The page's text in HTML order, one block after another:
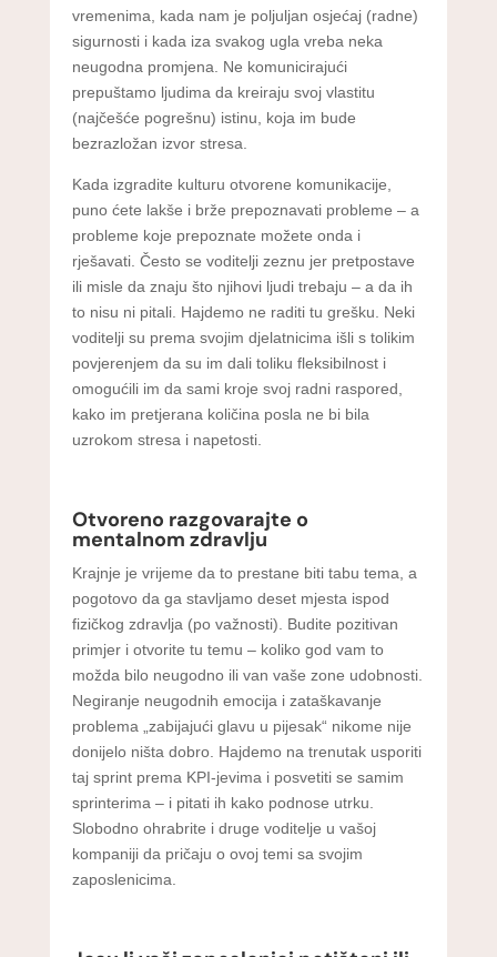
vremenima, kada nam je poljuljan osjećaj (radne)
sigurnosti i kada iza svakog ugla vreba neka
neugodna promjena. Ne komunicirajući
prepuštamo ljudima da kreiraju svoj vlastitu
(najčešće pogrešnu) istinu, koja im bude
bezrazložan izvor stresa.
Kada izgradite kulturu otvorene komunikacije,
puno ćete lakše i brže prepoznavati probleme – a
probleme koje prepoznate možete onda i
rješavati. Često se voditelji zeznu jer pretpostave
ili misle da znaju što njihovi ljudi trebaju – a da ih
to nisu ni pitali. Hajdemo ne raditi tu grešku. Neki
voditelji su prema svojim djelatnicima išli s tolikim
povjerenjem da su im dali toliku fleksibilnost i
omogućili im da sami kroje svoj radni raspored,
kako im pretjerana količina posla ne bi bila
uzrokom stresa i napetosti.
Otvoreno razgovarajte o
mentalnom zdravlju
Krajnje je vrijeme da to prestane biti tabu tema, a
pogotovo da ga stavljamo deset mjesta ispod
fizičkog zdravlja (po važnosti). Budite pozitivan
primjer i otvorite tu temu – koliko god vam to
možda bilo neugodno ili van vaše zone udobnosti.
Negiranje neugodnih emocija i zataškavanje
problema „zabijajući glavu u pijesak“ nikome nije
donijelo ništa dobro. Hajdemo na trenutak usporiti
taj sprint prema KPI-jevima i posvetiti se samim
sprinterima – i pitati ih kako podnose utrku.
Slobodno ohrabrite i druge voditelje u vašoj
kompaniji da pričaju o ovoj temi sa svojim
zaposlenicima.